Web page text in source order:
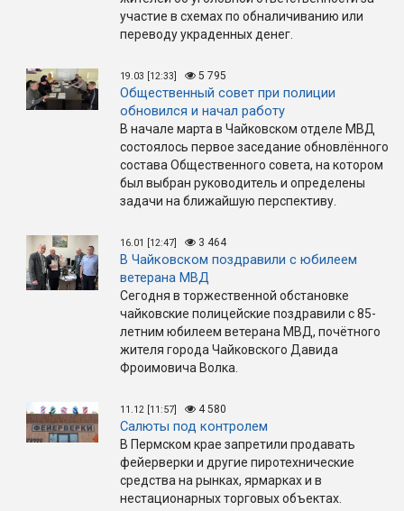
участие в схемах по обналичиванию или
переводу украденных денег.
19.03 [12:33] 5 795
Общественный совет при полиции
обновился и начал работу
В начале марта в Чайковском отделе МВД
состоялось первое заседание обновлённого
состава Общественного совета, на котором
был выбран руководитель и определены
задачи на ближайшую перспективу.
16.01 [12:47] 3 464
В Чайковском поздравили с юбилеем
ветерана МВД
Сегодня в торжественной обстановке
чайковские полицейские поздравили с 85-
летним юбилеем ветерана МВД, почётного
жителя города Чайковского Давида
Фроимовича Волка.
11.12 [11:57] 4 580
Салюты под контролем
В Пермском крае запретили продавать
фейерверки и другие пиротехнические
средства на рынках, ярмарках и в
нестационарных торговых объектах.